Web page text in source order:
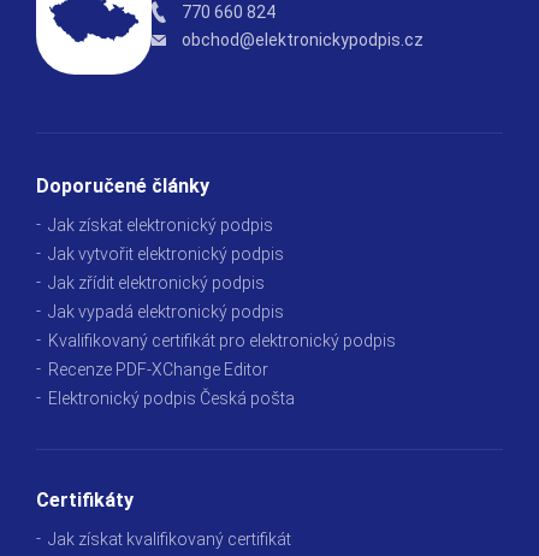
770 660 824
obchod@elektronickypodpis.cz
Doporučené články
Jak získat elektronický podpis
Jak vytvořit elektronický podpis
Jak zřídit elektronický podpis
Jak vypadá elektronický podpis
Kvalifikovaný certifikát pro elektronický podpis
Recenze PDF-XChange Editor
Elektronický podpis Česká pošta
Certifikáty
Jak získat kvalifikovaný certifikát